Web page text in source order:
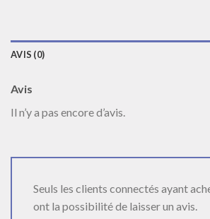
AVIS (0)
Avis
Il n’y a pas encore d’avis.
Seuls les clients connectés ayant
ont la possibilité de laisser un avis.